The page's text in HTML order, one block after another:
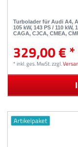
Turbolader für Audi A4,
105 kW, 143 PS / 110
CAGA, CJCA, CMEA,
329,00 € *
*inkl. ges. MwSt.zzgl.
Artikelpaket